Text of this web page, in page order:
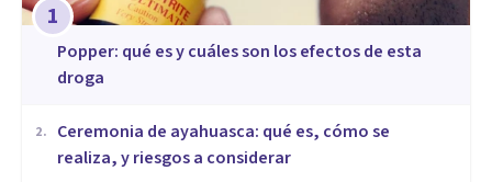
1
Popper: qué es y cuáles son los efectos de esta
droga
2.
Ceremonia de ayahuasca: qué es, cómo se
realiza, y riesgos a considerar